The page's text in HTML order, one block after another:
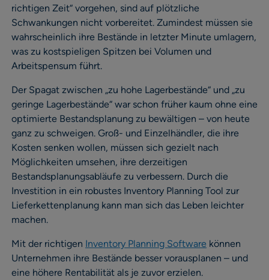
richtigen Zeit“ vorgehen, sind auf plötzliche
Schwankungen nicht vorbereitet. Zumindest müssen sie
wahrscheinlich ihre Bestände in letzter Minute umlagern,
was zu kostspieligen Spitzen bei Volumen und
Arbeitspensum führt.
Der Spagat zwischen „zu hohe Lagerbestände“ und „zu
geringe Lagerbestände“ war schon früher kaum ohne eine
optimierte Bestandsplanung zu bewältigen – von heute
ganz zu schweigen. Groß- und Einzelhändler, die ihre
Kosten senken wollen, müssen sich gezielt nach
Möglichkeiten umsehen, ihre derzeitigen
Bestandsplanungsabläufe zu verbessern. Durch die
Investition in ein robustes Inventory Planning Tool zur
Lieferkettenplanung kann man sich das Leben leichter
machen.
Mit der richtigen Inventory Planning Software können
Unternehmen ihre Bestände besser vorausplanen – und
eine höhere Rentabilität als je zuvor erzielen.